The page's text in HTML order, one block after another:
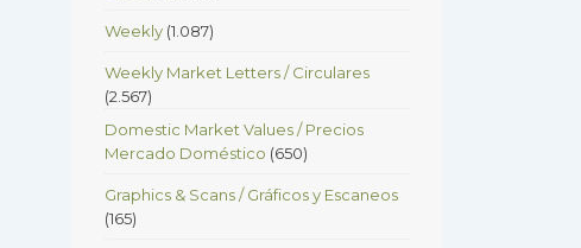
Weekly (1.087)
Weekly Market Letters / Circulares
(2.567)
Domestic Market Values / Precios
Mercado Doméstico (650)
Graphics & Scans / Gráficos y Escaneos
(165)